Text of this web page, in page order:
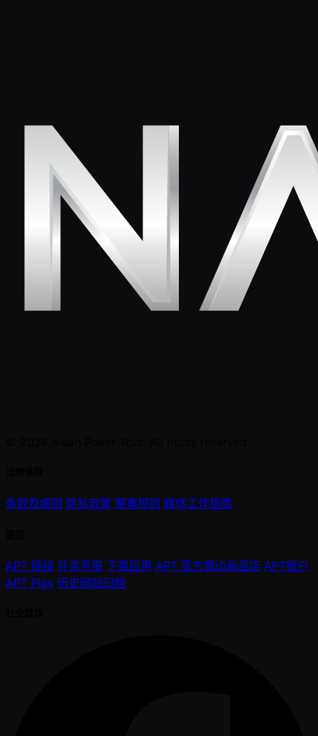
条款及细则 隐私政策 赛事规则 媒体工作指南
APT 链接 扑克手册 下载应用 APT 官方周边商品店 APT账户
APT Play 历史网站归档